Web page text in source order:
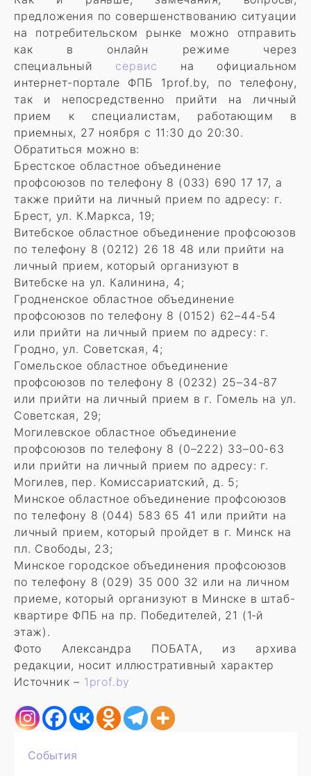
предложения по совершенствованию ситуации
на потребительском рынке можно отправить
как в онлайн режиме через
специальный сервис
на официальном
интернет-портале ФПБ 1prof.by, по телефону,
так и непосредственно прийти на личный
прием к специалистам, работающим в
приемных, 27 ноября с 11:30 до 20:30.
Обратиться можно в:
Брестское областное объединение
профсоюзов по телефону 8 (033) 690 17 17, а
также прийти на личный прием по адресу: г.
Брест, ул. К.Маркса, 19;
Витебское областное объединение профсоюзов
по телефону 8 (0212) 26 18 48 или прийти на
личный прием, который организуют в
Витебске на ул. Калинина, 4;
Гродненское областное объединение
профсоюзов по телефону 8 (0152) 62–44-54
или прийти на личный прием по адресу: г.
Гродно, ул. Советская, 4;
Гомельское областное объединение
профсоюзов по телефону 8 (0232) 25–34-87
или прийти на личный прием в г. Гомель на ул.
Советская, 29;
Могилевское областное объединение
профсоюзов по телефону 8 (0–222) 33–00-63
или прийти на личный прием по адресу: г.
Могилев, пер. Комиссариатский, д. 5;
Минское областное объединение профсоюзов
по телефону 8 (044) 583 65 41 или прийти на
личный прием, который пройдет в г. Минск на
пл. Свободы, 23;
Минское городское объединения профсоюзов
по телефону 8 (029) 35 000 32 или на личном
приеме, который организуют в Минске в штаб-
квартире ФПБ на пр. Победителей, 21 (1‑й
этаж).
Фото Александра ПОБАТА, из архива
редакции, носит иллюстративный характер
Источник – 1prof.by
События